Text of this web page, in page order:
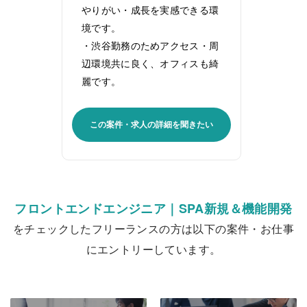
やりがい・成長を実感できる環
境です。
・渋谷勤務のためアクセス・周
辺環境共に良く、オフィスも綺
麗です。
この案件・求人の詳細を聞きたい
フロントエンドエンジニア｜SPA新規＆機能開発
をチェックしたフリーランスの方は以下の案件・お仕事
にエントリーしています。